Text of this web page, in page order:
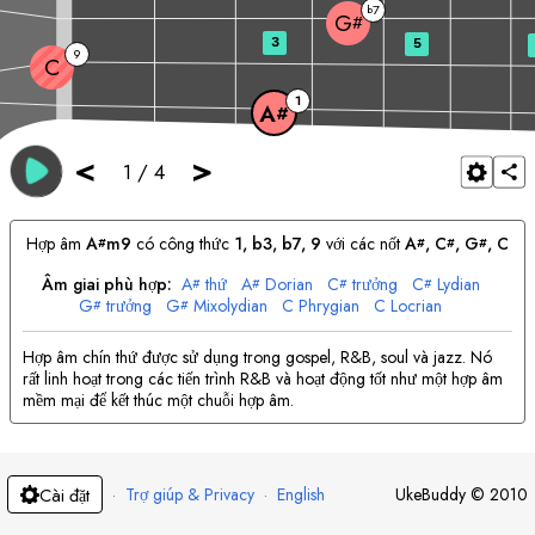
< 1 / 4 >
A# 1
C 9
G#
b7
3 5
Hợp âm A#m9 có công thức 1, b3, b7, 9 với các nốtA#, C#, G#, C
Âm giai phù hợp: A# thứ A# Dorian C# trưởng C# Lydian
G# trưởng G# Mixolydian C Phrygian C Locrian
Hợp âm chín thứ được sử dụng trong gospel, R&B, soul và jazz. Nó
rất linh hoạt trong các tiến trình R&B và hoạt động tốt như một hợp âm
mềm mại để kết thúc một chuỗi hợp âm.
Cài đặt · Trợ giúp & Privacy · English UkeBuddy © 2010